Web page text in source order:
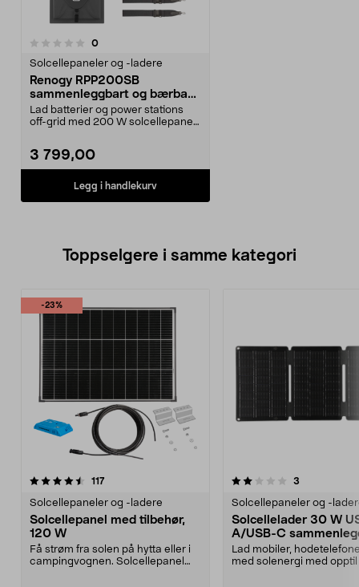
0anmeldelser
Solcellepaneler og -ladere
Renogy RPP200SB
sammenleggbart og bærbart
solcellepanel, 200 W
Lad batterier og power stations
off-grid med 200 W solcellepanel.
3 799,00
Legg i handlekurv
Toppselgere i samme kategori
-23%
117anmeldelser
Solcellepaneler og -ladere
Solcellepanel med tilbehør,
120 W
Få strøm fra solen på hytta eller i
campingvognen. Solcellepanel
2.0 av 5 stjerner 3
Solcellepaneler og -
Solcellelader 30 W
A/USB-C
Lad mobiler,
med solenergi med opptil
4.0 av 5 stjerner